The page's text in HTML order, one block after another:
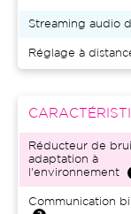
Streaming audio
Réglage à
Réducteur de
adaptation à
l'environnement
Communication